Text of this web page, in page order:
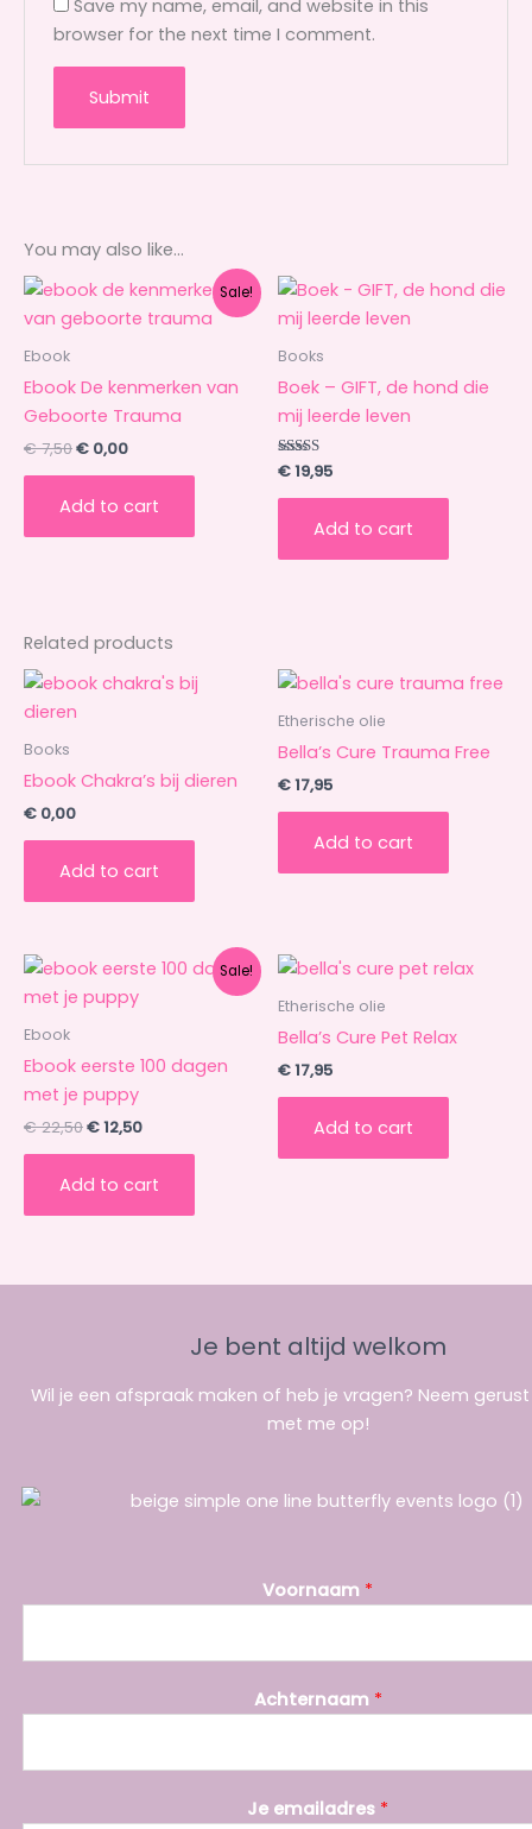
Save my name, email, and website in this
browser for the next time I comment.
You may also like…
Sale!
Ebook
Ebook De kenmerken van
Geboorte Trauma
€7,50
Original
was:
€ 0,00
Current
is:
Add to cart
Books
Boek – GIFT, de hond die
mij leerde leven
Rated
5.00
out of 5
€19,95
Add to cart
Related products
Books
Ebook Chakra’s bij dieren
€ 0,00
Add to cart
Etherische olie
Bella’s Cure Trauma Free
€17,95
Add to cart
Sale!
Ebook
Ebook eerste 100 dagen
met je puppy
€22,50
Original
was:
€12,50
Current
Add to cart
Etherische olie
Bella’s Cure Pet Relax
€17,95
Add to cart
Je bent altijd welkom
Wil je een afspraak maken of heb je vragen? Neem
met me op!
Voornaam *
y
V
o
Achternaam *
Je emailadres *